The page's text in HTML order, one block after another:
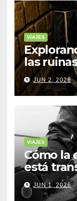
VIAJES
las
deJUN 2, 2026
VIAJES
Cómo la
está
JUN 1, 2026